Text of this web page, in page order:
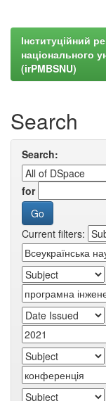
Інституційний
національного
(irPMBSNU)
Search
Search:
for
Current filters: